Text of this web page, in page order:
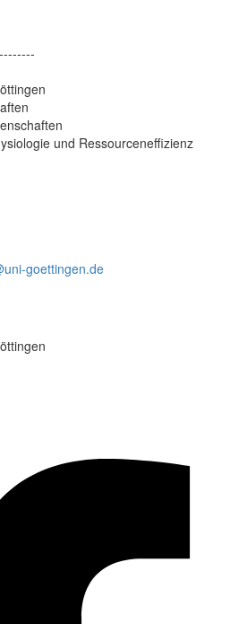
und Ressourceneffizienz
goettingen.de